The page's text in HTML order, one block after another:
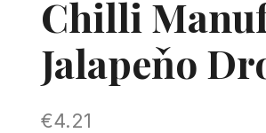
Chilli
Jalapeňo
€4.21